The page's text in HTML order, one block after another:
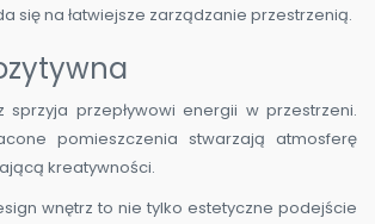
się na łatwiejsze zarządzanie przestrzenią.
sprzyja przepływowi energii w przestrzeni.
pomieszczenia stwarzają atmosferę
kreatywności.
wnętrz to nie tylko estetyczne podejście